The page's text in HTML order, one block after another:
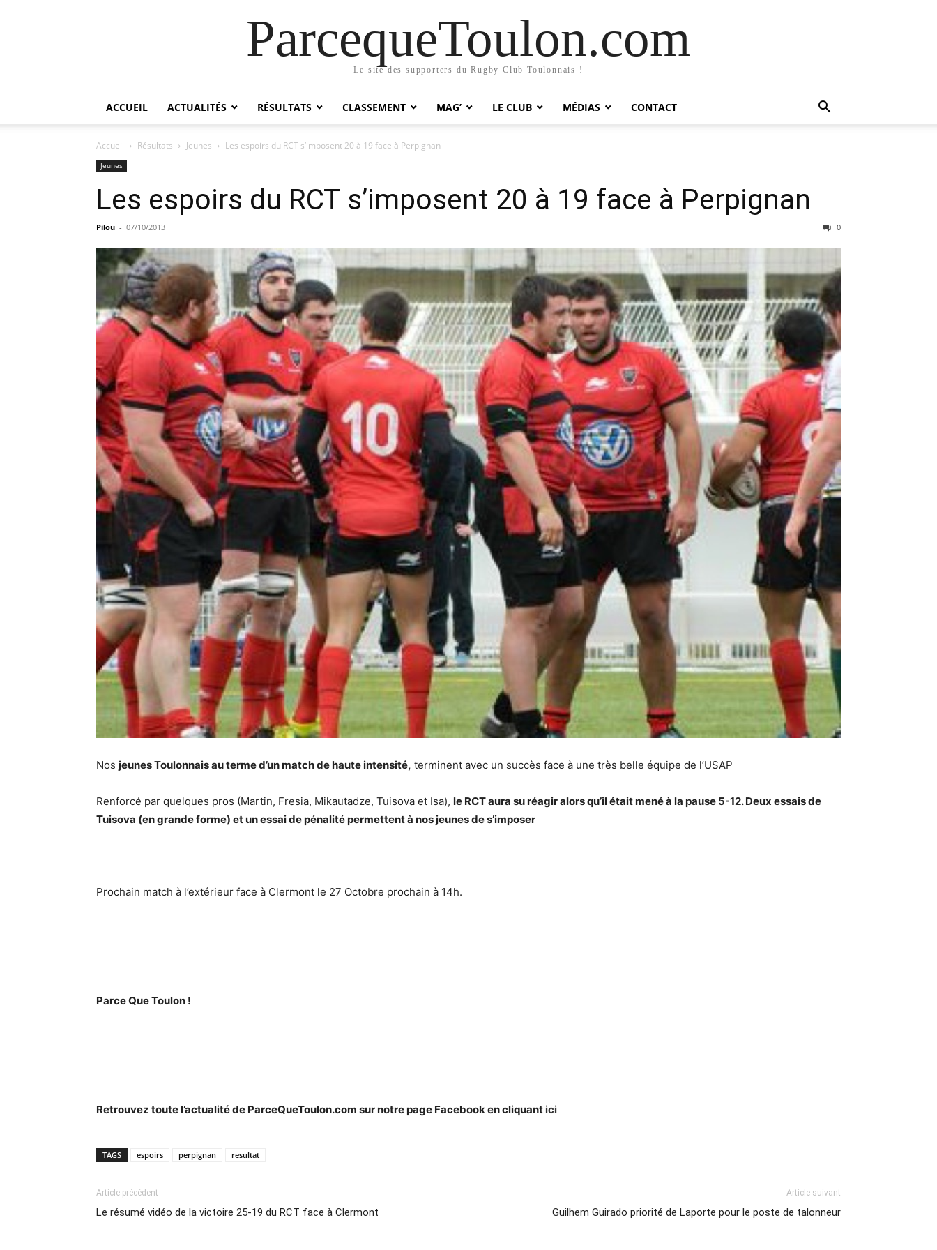
ParcequeToulon.com
Le site des supporters du Rugby Club Toulonnais !
ACCUEIL ACTUALITÉS RÉSULTATS CLASSEMENT MAG’ LE CLUB MÉDIAS CONTACT
Accueil Résultats Jeunes Les espoirs du RCT s’imposent 20 à 19 face à Perpignan
Jeunes
Les espoirs du RCT s’imposent 20 à 19 face à Perpignan
Pilou - 07/10/2013 0
Nos jeunes Toulonnais au terme d’un match de haute intensité, terminent avec un succès face à une très belle équipe de l’USAP
Renforcé par quelques pros (Martin, Fresia, Mikautadze, Tuisova et Isa), le RCT aura su réagir alors qu’il était mené à la pause 5-12. Deux essais de
Tuisova (en grande forme) et un essai de pénalité permettent à nos jeunes de s’imposer
Prochain match à l’extérieur face à Clermont le 27 Octobre prochain à 14h.
Parce Que Toulon !
Retrouvez toute l’actualité de ParceQueToulon.com sur notre page Facebook en cliquant ici
TAGS espoirs perpignan resultat
Article précédent
Le résumé vidéo de la victoire 25-19 du RCT face à Clermont
Article suivant
Guilhem Guirado priorité de Laporte pour le poste de talonneur